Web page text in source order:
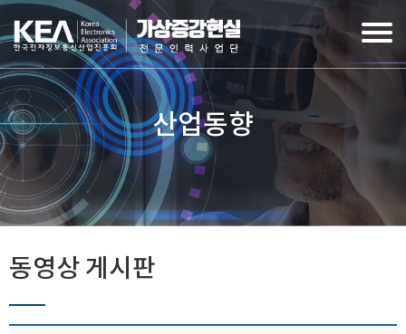
산업동향
동영상 게시판